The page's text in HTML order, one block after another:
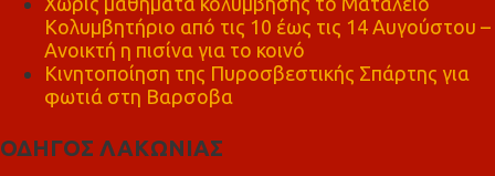
Κολυμβητήριο από τις 10 έως τις 14 Αυγούστου –
Ανοικτή η πισίνα για το κοινό
Κινητοποίηση της Πυροσβεστικής Σπάρτης για
φωτιά στη Βαρσοβα
ΟΔΗΓΟΣ ΛΑΚΩΝΙΑΣ